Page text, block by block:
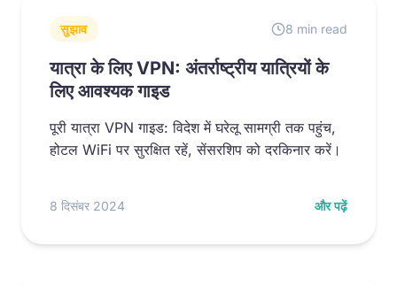
सुझाव 8 min read
यात्रा के लिए VPN: अंतर्राष्ट्रीय यात्रियों के
लिए आवश्यक गाइड
पूरी यात्रा VPN गाइड: विदेश में घरेलू सामग्री तक पहुंच,
होटल WiFi पर सुरक्षित रहें, सेंसरशिप को दरकिनार करें।
8 दिसंबर 2024 और पढ़ें